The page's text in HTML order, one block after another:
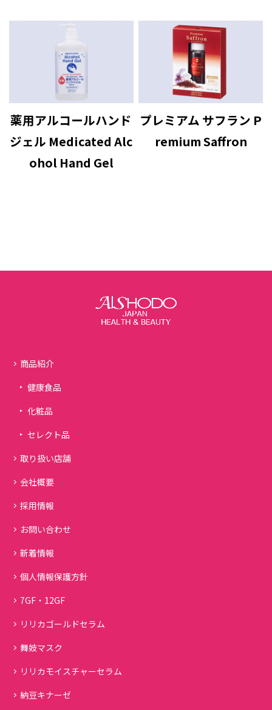
薬用アルコールハンド
ジェル Medicated Alc
ohol Hand Gel
プレミアム サフラン P
remium Saffron
商品紹介
健康食品
化粧品
セレクト品
取り扱い店舗
会社概要
採用情報
お問い合わせ
新着情報
個人情報保護方針
7GF・12GF
リリカゴールドセラム
舞妓マスク
リリカモイスチャーセラム
納豆キナーゼ